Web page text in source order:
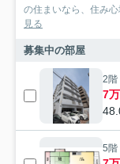
の住まいなら、住み
見る
募集中の部屋
2階
7
5階